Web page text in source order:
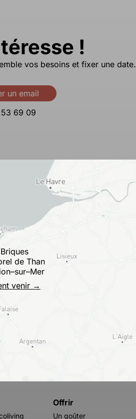
!
vos besoins et fixer une date.
un email
69 09
de Than
venir →
Offrir
Un goûter